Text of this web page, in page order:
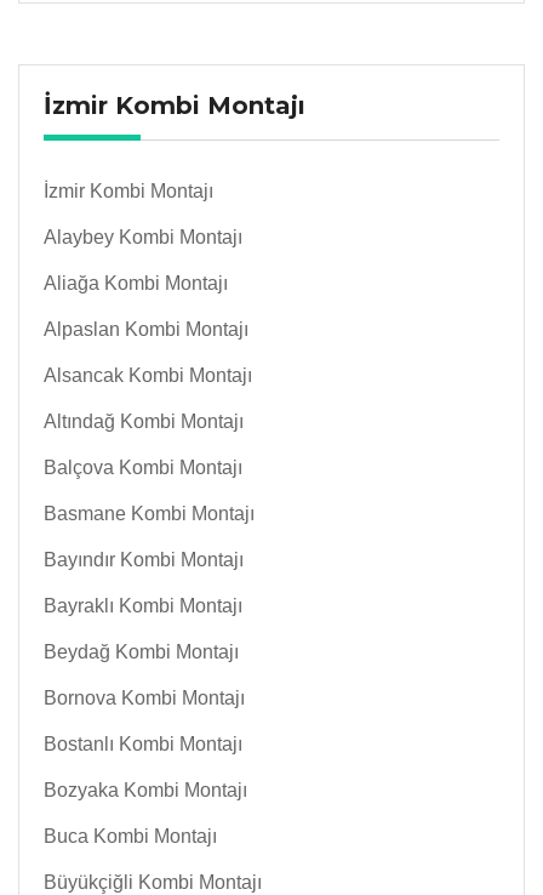
İzmir Kombi Montajı
İzmir Kombi Montajı
Alaybey Kombi Montajı
Aliağa Kombi Montajı
Alpaslan Kombi Montajı
Alsancak Kombi Montajı
Altındağ Kombi Montajı
Balçova Kombi Montajı
Basmane Kombi Montajı
Bayındır Kombi Montajı
Bayraklı Kombi Montajı
Beydağ Kombi Montajı
Bornova Kombi Montajı
Bostanlı Kombi Montajı
Bozyaka Kombi Montajı
Buca Kombi Montajı
Büyükçiğli Kombi Montajı